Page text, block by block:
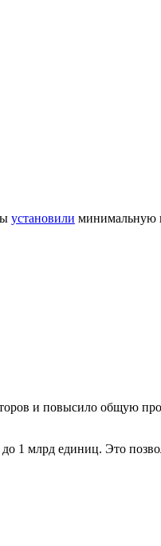
установили минимальную
и повысило общую
1 млрд единиц. Это